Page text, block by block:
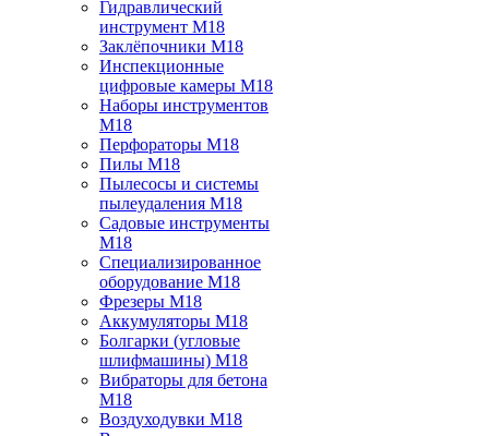
Гидравлический
инструмент M18
Заклёпочники M18
Инспекционные
цифровые камеры M18
Наборы инструментов
M18
Перфораторы M18
Пилы M18
Пылесосы и системы
пылеудаления M18
Садовые инструменты
M18
Специализированное
оборудование M18
Фрезеры M18
Аккумуляторы M18
Болгарки (угловые
шлифмашины) M18
Вибраторы для бетона
M18
Воздуходувки M18